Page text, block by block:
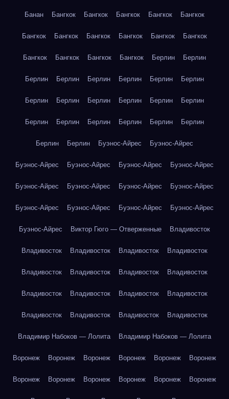
Банан Бангкок Бангкок Бангкок Бангкок Бангкок
Бангкок Бангкок Бангкок Бангкок Бангкок Бангкок
Бангкок Бангкок Бангкок Бангкок Берлин Берлин
Берлин Берлин Берлин Берлин Берлин Берлин
Берлин Берлин Берлин Берлин Берлин Берлин
Берлин Берлин Берлин Берлин Берлин Берлин
Берлин Берлин Буэнос-Айрес Буэнос-Айрес
Буэнос-Айрес Буэнос-Айрес Буэнос-Айрес Буэнос-Айрес
Буэнос-Айрес Буэнос-Айрес Буэнос-Айрес Буэнос-Айрес
Буэнос-Айрес Буэнос-Айрес Буэнос-Айрес Буэнос-Айрес
Буэнос-Айрес Виктор Гюго — Отверженные Владивосток
Владивосток Владивосток Владивосток Владивосток
Владивосток Владивосток Владивосток Владивосток
Владивосток Владивосток Владивосток Владивосток
Владивосток Владивосток Владивосток Владивосток
Владимир Набоков — Лолита Владимир Набоков — Лолита
Воронеж Воронеж Воронеж Воронеж Воронеж Воронеж
Воронеж Воронеж Воронеж Воронеж Воронеж Воронеж